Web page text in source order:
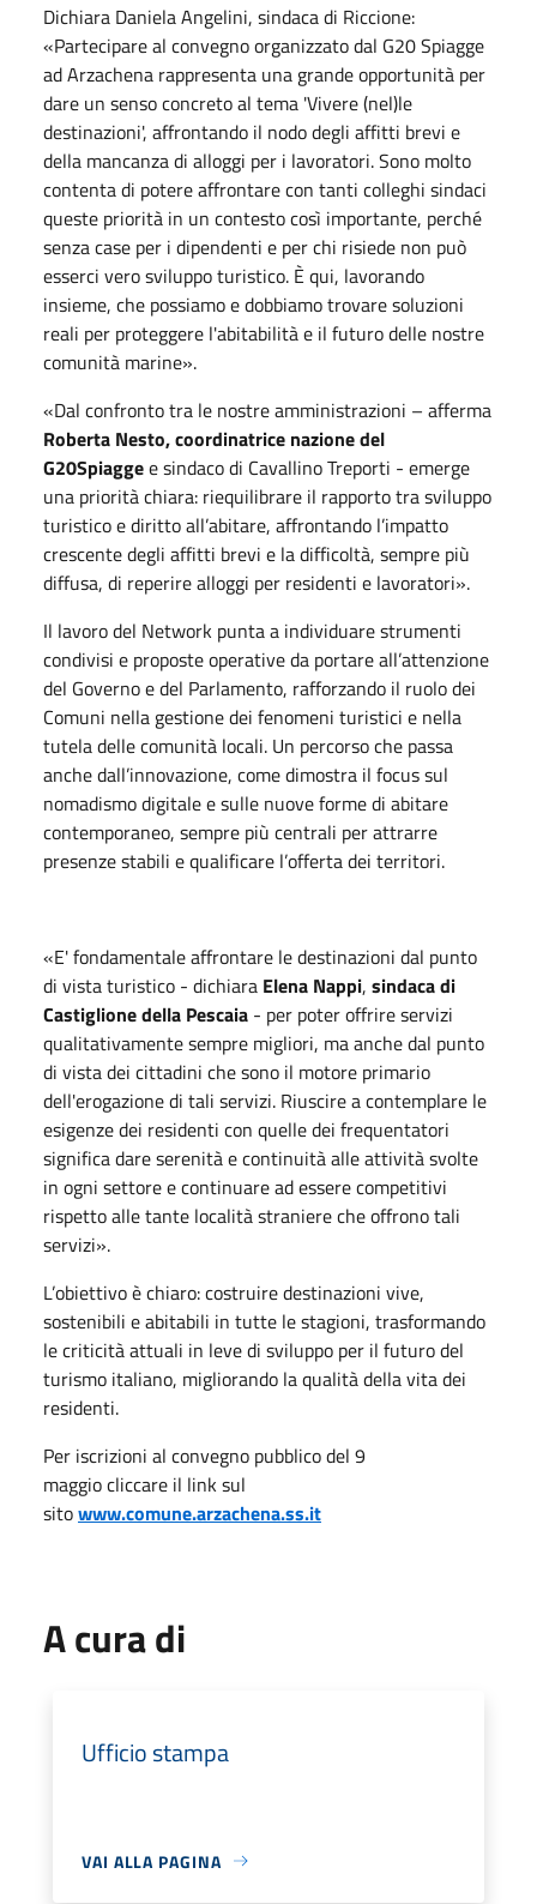
Dichiara Daniela Angelini, sindaca di Riccione:
«Partecipare al convegno organizzato dal G20 Spiagge
ad Arzachena rappresenta una grande opportunità per
dare un senso concreto al tema 'Vivere (nel)le
destinazioni', affrontando il nodo degli affitti brevi e
della mancanza di alloggi per i lavoratori. Sono molto
contenta di potere affrontare con tanti colleghi sindaci
queste priorità in un contesto così importante, perché
senza case per i dipendenti e per chi risiede non può
esserci vero sviluppo turistico. È qui, lavorando
insieme, che possiamo e dobbiamo trovare soluzioni
reali per proteggere l'abitabilità e il futuro delle nostre
comunità marine».
«Dal confronto tra le nostre amministrazioni – afferma
Roberta Nesto, coordinatrice nazione del
G20Spiaggee sindaco di Cavallino Treporti - emerge
una priorità chiara: riequilibrare il rapporto tra sviluppo
turistico e diritto all’abitare, affrontando l’impatto
crescente degli affitti brevi e la difficoltà, sempre più
diffusa, di reperire alloggi per residenti e lavoratori».
Il lavoro del Network punta a individuare strumenti
condivisi e proposte operative da portare all’attenzione
del Governo e del Parlamento, rafforzando il ruolo dei
Comuni nella gestione dei fenomeni turistici e nella
tutela delle comunità locali. Un percorso che passa
anche dall’innovazione, come dimostra il focus sul
nomadismo digitale e sulle nuove forme di abitare
contemporaneo, sempre più centrali per attrarre
presenze stabili e qualificare l’offerta dei territori.
«E' fondamentale affrontare le destinazioni dal punto
di vista turistico - dichiara Elena Nappi, sindaca di
Castiglione della Pescaia - per poter offrire servizi
qualitativamente sempre migliori, ma anche dal punto
di vista dei cittadini che sono il motore primario
dell'erogazione di tali servizi. Riuscire a contemplare le
esigenze dei residenti con quelle dei frequentatori
significa dare serenità e continuità alle attività svolte
in ogni settore e continuare ad essere competitivi
rispetto alle tante località straniere che offrono tali
servizi».
L’obiettivo è chiaro: costruire destinazioni vive,
sostenibili e abitabili in tutte le stagioni, trasformando
le criticità attuali in leve di sviluppo per il futuro del
turismo italiano, migliorando la qualità della vita dei
residenti.
Per iscrizioni al convegno pubblico del 9
maggiocliccare il link sul
sitowww.comune.arzachena.ss.it
A cura di
Ufficio stampa
VAI ALLA PAGINA